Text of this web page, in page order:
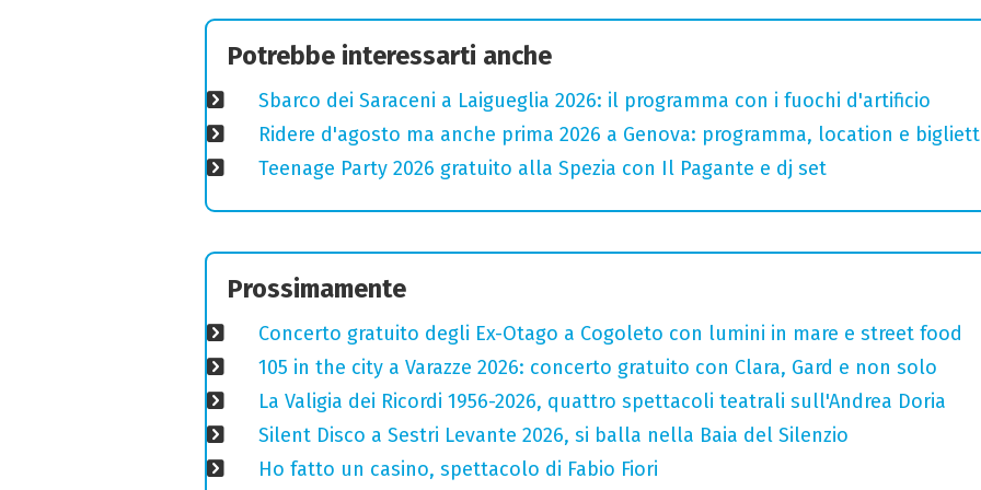
Potrebbe interessarti anche
Sbarco dei Saraceni a Laigueglia 2026: il programma con i fuochi d'artificio
Ridere d'agosto ma anche prima 2026 a Genova: programma, location e
Teenage Party 2026 gratuito alla Spezia con Il Pagante e dj set
Prossimamente
Concerto gratuito degli Ex-Otago a Cogoleto con lumini in mare e street food
105 in the city a Varazze 2026: concerto gratuito con Clara, Gard e non solo
La Valigia dei Ricordi 1956-2026, quattro spettacoli teatrali sull'Andrea Doria
Silent Disco a Sestri Levante 2026, si balla nella Baia del Silenzio
Ho fatto un casino, spettacolo di Fabio Fiori